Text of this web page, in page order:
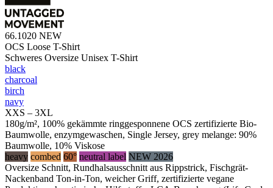
66.1020 NEW
OCS Loose T-Shirt
Schweres Oversize Unisex T-Shirt
black
charcoal
birch
navy
XXS – 3XL
180g/m², 100% gekämmte ringgesponnene OCS zertifizierte Bio-
Baumwolle, enzymgewaschen, Single Jersey, grey melange: 90%
Baumwolle, 10% Viskose
heavy combed 60° neutral label NEW 2026
Oversize Schnitt, Rundhalsausschnitt aus Rippstrick, Fischgrät-
Nackenband Ton-in-Ton, weicher Griff, zertifizierte vegane